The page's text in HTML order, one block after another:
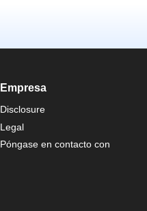
Empresa
Disclosure
Legal
Póngase en contacto con